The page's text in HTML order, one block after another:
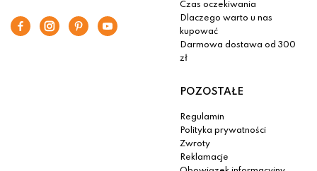
Czas oczekiwania
Dlaczego warto u nas
kupować
Darmowa dostawa od 300
zł
POZOSTAŁE
Regulamin
Polityka prywatności
Zwroty
Reklamacje